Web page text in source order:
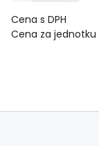
Cena za jednotku
Cena s DPH